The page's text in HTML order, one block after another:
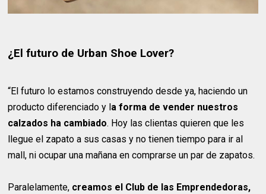
¿El futuro de Urban Shoe Lover?
“El futuro lo estamos construyendo desde ya, haciendo un
producto diferenciado y l a forma de vender nuestros
calzados ha cambiado. Hoy las clientas quieren que les
llegue el zapato a sus casas y no tienen tiempo para ir al
mall, ni ocupar una mañana en comprarse un par de zapatos.
Paralelamente, creamos el Club de las Emprendedoras,